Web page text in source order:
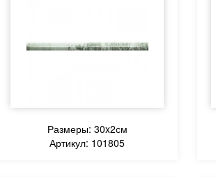
Размеры: 30x2см
Артикул: 101805